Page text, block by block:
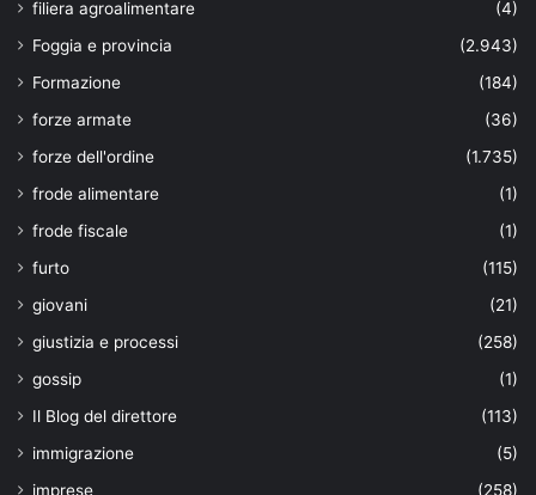
filiera agroalimentare
(4)
Foggia e provincia
(2.943)
Formazione
(184)
forze armate
(36)
forze dell'ordine
(1.735)
frode alimentare
(1)
frode fiscale
(1)
furto
(115)
giovani
(21)
giustizia e processi
(258)
gossip
(1)
Il Blog del direttore
(113)
immigrazione
(5)
imprese
(258)